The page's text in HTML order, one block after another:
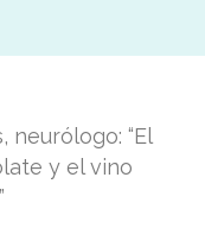
neurólogo: “El
y el vino